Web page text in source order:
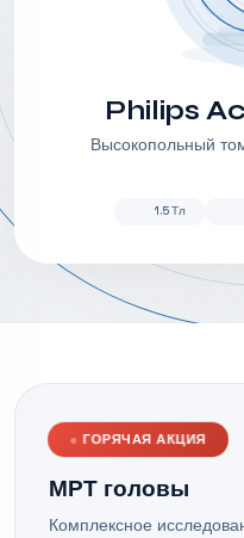
Philips
Высокопольный
1.5 Тл
● ГОРЯЧАЯ АКЦИЯ
МРТ головы
Комплексное